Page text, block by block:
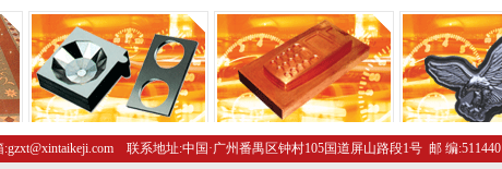
联系地址:中国·广州番禺区钟村105国道屏山路段1号 邮 编:511440